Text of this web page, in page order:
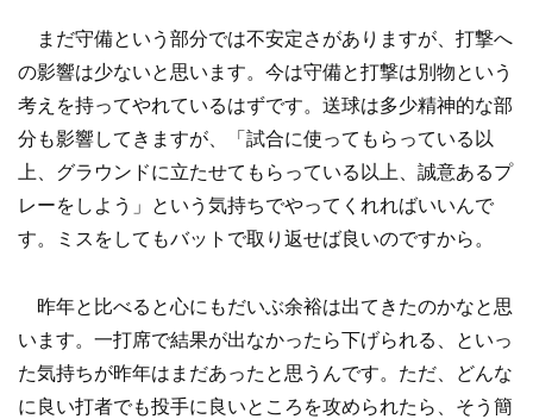
まだ守備という部分では不安定さがありますが、打撃へ
の影響は少ないと思います。今は守備と打撃は別物という
考えを持ってやれているはずです。送球は多少精神的な部
分も影響してきますが、「試合に使ってもらっている以
上、グラウンドに立たせてもらっている以上、誠意あるプ
レーをしよう」という気持ちでやってくれればいいんで
す。ミスをしてもバットで取り返せば良いのですから。
昨年と比べると心にもだいぶ余裕は出てきたのかなと思
います。一打席で結果が出なかったら下げられる、といっ
た気持ちが昨年はまだあったと思うんです。ただ、どんな
に良い打者でも投手に良いところを攻められたら、そう簡